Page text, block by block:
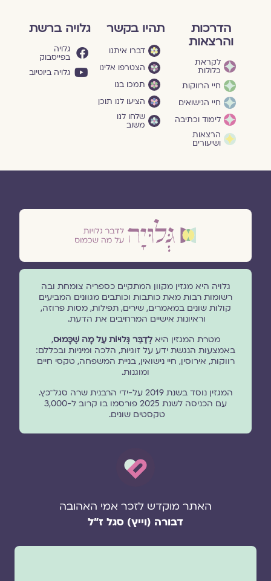
הדרכות
והרצאות
לקראת
כלולות
חיי הרווקות
חיי הנישואים
לימוד וכתיבה
הרצאות
ושיעורים
תהיו בקשר
דברו איתנו
הצטרפו אלינו
תמכו בנו
הציעו לנו תוכן
שלחו לנו
משוב
גלויה ברשת
גלויה
בפייסבוק
גלויה ביוטיוב
גלויה היא מגזין מקוון המתקיים כספריה צומחת ובה
רשומות רבות מאת כותבות וכותבים מגוונים המביעים
קולות שונים במאמרים, שירים, תפילות, מסות פרוזה,
וראיונות אישיים המרחיבים את הדעת.
מטרת המגזין היאלְדַבֵּר גְּלוּיוֹת עַל מָה שֶׁכָּמוּס,
באמצעות הנגשת ידע על זוגיות, הלכה ומיניות ובכללם:
רווקות, אירוסין, חיי נישואין, בניית המשפחה, טקסי חיים
ומוגנוּת.
המגזין נוסד בשנת 2019 על-ידי הרבנית שרה סגל־כץ.
עם הכניסה לשנת 2025 פורסמו בו קרוב ל-3,000
טקסטים שונים.
האתר מוקדש לזכר אמי האהובה
דבורה (וייץ) סגל ז"ל